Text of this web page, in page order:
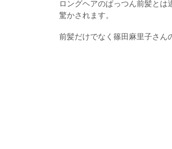
ロングヘアのぱっつん前髪と
驚かされます。
前髪だけでなく篠田麻里子さん